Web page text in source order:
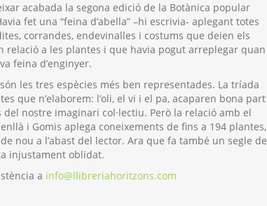
acabada la segona edició de la Botànica popular
fet una “feina d’abella” –hi escrivia- aplegant totes
corrandes, endevinalles i costums que deien els
relació a les plantes i que havia pogut arreplegar quan
feina d’enginyer.
les tres espècies més ben representades. La tríada
que n’elaborem: l’oli, el vi i el pa, acaparen bona part
nostre imaginari col·lectiu. Però la relació amb el
i Gomis aplega coneixements de fins a 194 plantes,
nou a l’abast del lector. Ara que fa també un segle de
injustament oblidat.
a info@llibreriahoritzons.com